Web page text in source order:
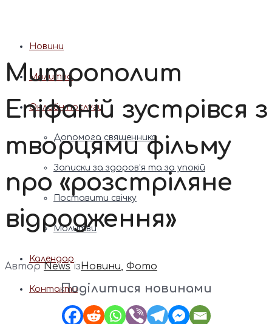
Новини
Молитва
Онлайн послуги
Допомога священника
Записки за здоров’я та за упокій
Поставити свічку
Молитви
Календар
Контакти
Митрополит
Епіфаній зустрівся з
творцями фільму
про «розстріляне
відродження»
АвторNews ізНовини, Фото
Поділитися новинами